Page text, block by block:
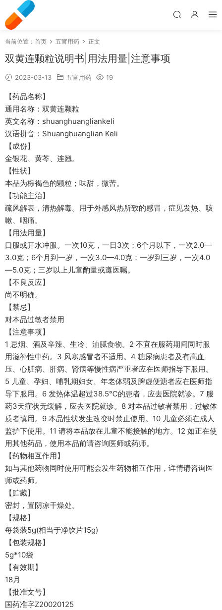
当前位置： 首页 五官用药 正文
双黄连颗粒说明书|用法用量|注意事项
2023-03-13 五官用药 19
【药品名称】
通用名称：双黄连颗粒
英文名称：shuanghuangliankeli
汉语拼音：Shuanghuanglian Keli
【成份】
金银花、黄芩、连翘。
【性状】
本品为棕褐色的颗粒；味甜，微苦。
【功能主治】
疏风解表，清热解毒。用于外感风热所致的感冒，症见发热、咳
嗽、咽痛。
【用法用量】
口服或开水冲服。一次10克，一日3次；6个月以下，一次2.0—
3.0克；6个月到一岁，一次3.0—4.0克；一岁到三岁，一次4.0
—5.0克；三岁以上儿童酌量或遵医嘱。
【不良反应】
尚不明确。
【禁忌】
对本品过敏者禁用
【注意事项】
1 忌烟、酒及辛辣、生冷、油腻食物。2 不宜在服药期间同时服
用滋补性中药。3 风寒感冒者不适用。4 糖尿病患者及有高血
压、心脏病、肝病、肾病等慢性病严重者应在医师指导下服用。
5 儿童、孕妇、哺乳期妇女、年老体弱及脾虚便溏者应在医师指
导下服用。6 发热体温超过38.5℃的患者，应去医院就诊。7 服
药3天症状无缓解，应去医院就诊。8 对本品过敏者禁用，过敏体
质者慎用。9 本品性状发生改变时禁止使用。10 儿童必须在成人
监护下使用。11 请将本品放在儿童不能接触的地方。12 如正在使
用其他药品，使用本品前请咨询医师或药师。
【药物相互作用】
如与其他药物同时使用可能会发生药物相互作用，详情请咨询医
师或药师。
【贮藏】
密封，置阴凉干燥处。
【规格】
每袋装5g(相当于净饮片15g)
【包装规格】
5g*10袋
【有效期】
18月
【批准文号】
国药准字Z20020125